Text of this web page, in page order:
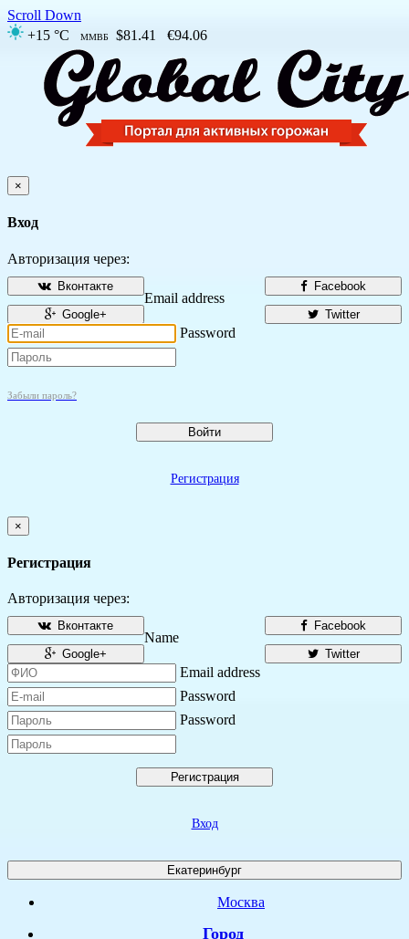
Scroll Down
+15 °C
ММВБ $81.41 €94.06
×
Вход
Авторизация через:
Facebook
Вконтакте
Twitter
Google+
Email address
Password
Забыли пароль?
Войти
Регистрация
×
Регистрация
Авторизация через:
Facebook
Вконтакте
Twitter
Google+
Name
Email address
Password
Password
Регистрация
Вход
Екатеринбург
Москва
Город